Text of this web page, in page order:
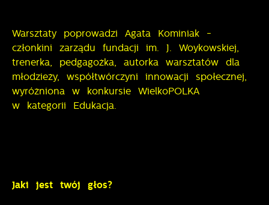
Warsztaty poprowadzi Agata Kominiak -
członkini zarządu fundacji im. J. Woykowskiej,
trenerka, pedgagożka, autorka warsztatów dla
młodzieży, współtwórczyni innowacji społecznej,
wyróżniona w konkursie WielkoPOLKA
w kategorii Edukacja.
Jaki jest twój głos?